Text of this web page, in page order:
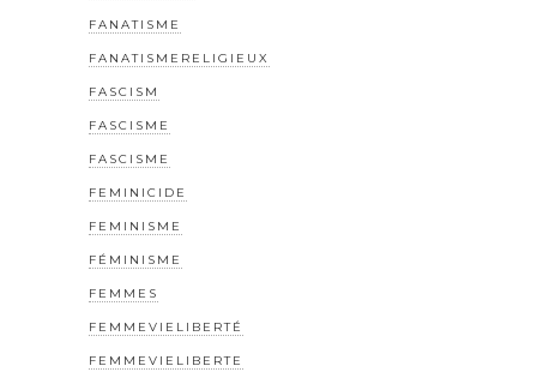
FANATISME
FANATISMERELIGIEUX
FASCISM
FASCISME
FASCISME
FEMINICIDE
FEMINISME
FÉMINISME
FEMMES
FEMMEVIELIBERTÉ
FEMMEVIELIBERTE